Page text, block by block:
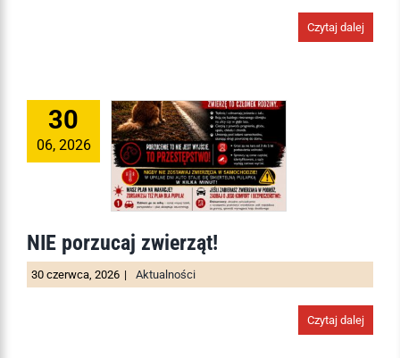
Czytaj dalej
30
06, 2026
NIE porzucaj zwierząt!
30 czerwca, 2026 | Aktualności
Czytaj dalej